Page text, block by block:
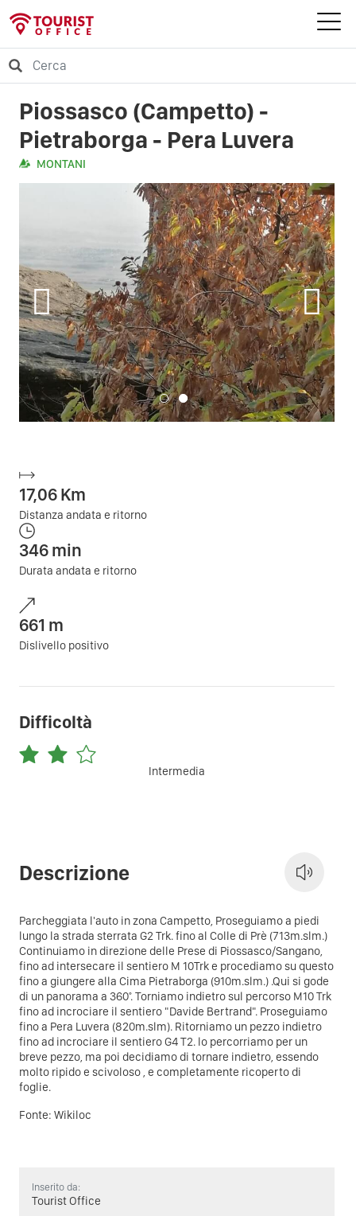
Piossasco (Campetto) -
Pietraborga - Pera Luvera
MONTANI
17,06Km
Distanza andata e ritorno
346min
Durata andata e ritorno
661 m
Dislivello positivo
Difficoltà
Intermedia
Descrizione
Parcheggiata l'auto in zona Campetto, Proseguiamo a piedi
lungo la strada sterrata G2 Trk. fino al Colle di Prè (713m.slm.)
Continuiamo in direzione delle Prese di Piossasco/Sangano,
fino ad intersecare il sentiero M 10Trke procediamo su questo
fino a giungere alla Cima Pietraborga (910m.slm.) .Qui si gode
di un panorama a 360°. Torniamo indietro sul percorso M10 Trk
fino ad incrociare il sentiero "Davide Bertrand". Proseguiamo
fino a Pera Luvera (820m.slm). Ritorniamo un pezzo indietro
fino ad incrociare il sentiero G4 T2. lo percorriamo per un
breve pezzo, ma poi decidiamo di tornare indietro, essendo
molto ripido e scivoloso , e completamente ricoperto di
foglie.
Fonte: Wikiloc
Inserito da:
Tourist Office